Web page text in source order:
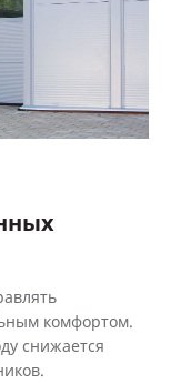
комфортом.
снижается